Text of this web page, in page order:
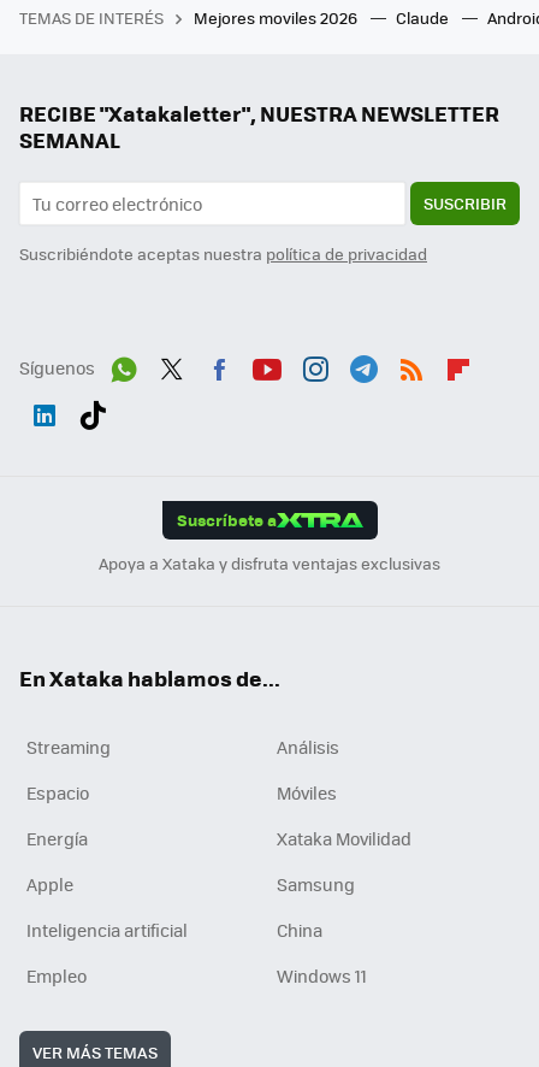
TEMAS DE INTERÉS Mejores moviles 2026 Claude
RECIBE "Xatakaletter", NUESTRA NEWSLETTER
SEMANAL
SUSCRIBIR
Suscribiéndote aceptas nuestra política de privacidad
Síguenos
Suscríbete a
Apoya a Xataka y disfruta ventajas exclusivas
En Xataka hablamos de...
Streaming
Análisis
Espacio
Móviles
Energía
Xataka Movilidad
Apple
Samsung
Inteligencia artificial
China
Empleo
Windows 11
VER MÁS TEMAS